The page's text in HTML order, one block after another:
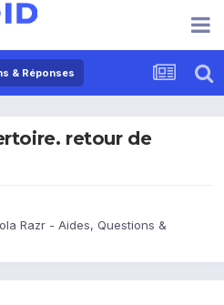
& Réponses
retour de
Razr - Aides, Questions &